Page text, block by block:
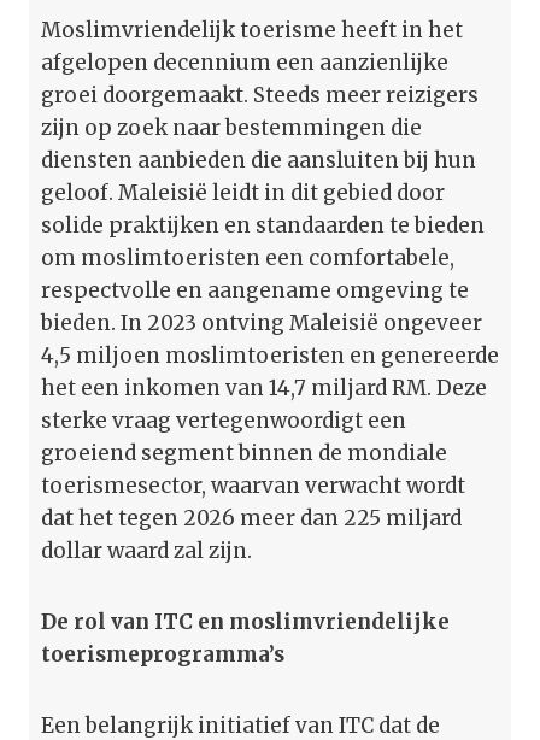
Moslimvriendelijk toerisme heeft in het
afgelopen decennium een aanzienlijke
groei doorgemaakt. Steeds meer reizigers
zijn op zoek naar bestemmingen die
diensten aanbieden die aansluiten bij hun
geloof. Maleisië leidt in dit gebied door
solide praktijken en standaarden te bieden
om moslimtoeristen een comfortabele,
respectvolle en aangename omgeving te
bieden. In 2023 ontving Maleisië ongeveer
4,5 miljoen moslimtoeristen en genereerde
het een inkomen van 14,7 miljard RM. Deze
sterke vraag vertegenwoordigt een
groeiend segment binnen de mondiale
toerismesector, waarvan verwacht wordt
dat het tegen 2026 meer dan 225 miljard
dollar waard zal zijn.
De rol van ITC en moslimvriendelijke
toerismeprogramma’s
Een belangrijk initiatief van ITC dat de